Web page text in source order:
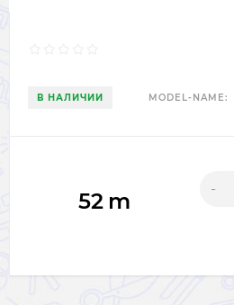
В НАЛИЧИИ MODEL-NAME:
52 m -